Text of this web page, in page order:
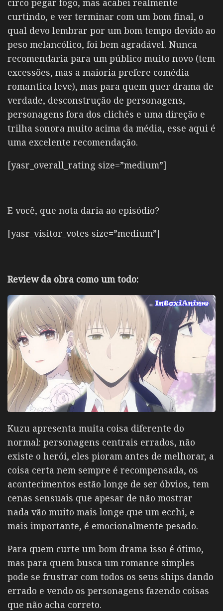
circo pegar fogo, mas acabei realmente
curtindo, e ver terminar com um bom final, o
qual devo lembrar por um bom tempo devido ao
peso melancólico, foi bem agradável. Nunca
recomendaria para um público muito novo (tem
excessões, mas a maioria prefere comédia
romantica leve), mas para quem quer drama de
verdade, desconstrução de personagens,
personagens fora dos clichês e uma direção e
trilha sonora muito acima da média, esse aqui é
uma excelente recomendação.
[yasr_overall_rating size=”medium”]
E você, que nota daria ao episódio?
[yasr_visitor_votes size=”medium”]
Review da obra como um todo:
Kuzu apresenta muita coisa diferente do
normal: personagens centrais errados, não
existe o herói, eles pioram antes de melhorar, a
coisa certa nem sempre é recompensada, os
acontecimentos estão longe de ser óbvios, tem
cenas sensuais que apesar de não mostrar
nada vão muito mais longe que um ecchi, e
mais importante, é emocionalmente pesado.
Para quem curte um bom drama isso é ótimo,
mas para quem busca um romance simples
pode se frustrar com todos os seus ships dando
errado e vendo os personagens fazendo coisas
que não acha correto.